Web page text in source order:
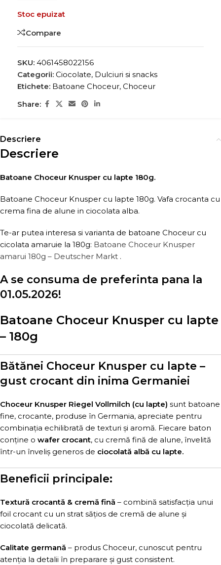
Stoc epuizat
Compare
SKU: 4061458022156
Categorii: Ciocolate, Dulciuri si snacks
Etichete: Batoane Choceur, Choceur
Share:
Descriere
Descriere
Batoane Choceur Knusper cu lapte 180g.
Batoane Choceur Knusper cu lapte 180g. Vafa crocanta cu
crema fina de alune in ciocolata alba.
Te-ar putea interesa si varianta de batoane Choceur cu
cicolata amaruie la 180g: Batoane Choceur Knusper
amarui 180g – Deutscher Markt .
A se consuma de preferinta pana la
01.05.2026!
Batoane Choceur Knusper cu lapte
– 180g
Bătănei Choceur Knusper cu lapte –
gust crocant din inima Germaniei
Choceur Knusper Riegel Vollmilch (cu lapte) sunt batoane
fine, crocante, produse în Germania, apreciate pentru
combinația echilibrată de texturi și aromă. Fiecare baton
conține o wafer crocant, cu cremă fină de alune, învelită
într-un înveliș generos de ciocolată albă cu lapte.
Beneficii principale:
Textură crocantă & cremă fină – combină satisfacția unui
foil crocant cu un strat sățios de cremă de alune și
ciocolată delicată.
Calitate germană – produs Choceur, cunoscut pentru
atenția la detalii în preparare și gust consistent.